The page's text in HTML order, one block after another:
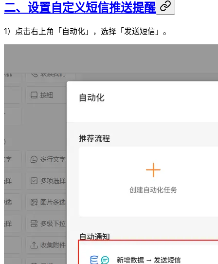
二、设置自定义短信推送提醒
1）点击右上角「自动化」，选择「发送短信」。